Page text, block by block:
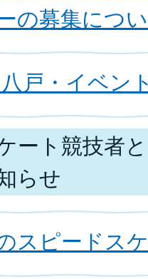
の募集につ
戸・イベン
ート競技者
らせ
スピードス